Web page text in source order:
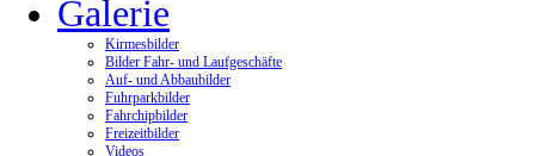
Galerie
Kirmesbilder
Bilder Fahr- und Laufgeschäfte
Auf- und Abbaubilder
Fuhrparkbilder
Fahrchipbilder
Freizeitbilder
Videos